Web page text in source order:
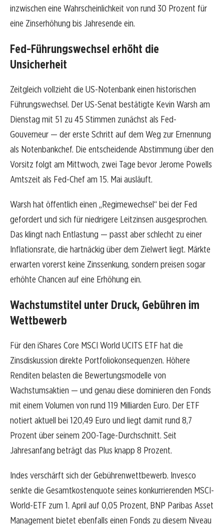
inzwischen eine Wahrscheinlichkeit von rund 30 Prozent für
eine Zinserhöhung bis Jahresende ein.
Fed-Führungswechsel erhöht die
Unsicherheit
Zeitgleich vollzieht die US-Notenbank einen historischen
Führungswechsel. Der US-Senat bestätigte Kevin Warsh am
Dienstag mit 51 zu 45 Stimmen zunächst als Fed-
Gouverneur — der erste Schritt auf dem Weg zur Ernennung
als Notenbankchef. Die entscheidende Abstimmung über den
Vorsitz folgt am Mittwoch, zwei Tage bevor Jerome Powells
Amtszeit als Fed-Chef am 15. Mai ausläuft.
Warsh hat öffentlich einen „Regimewechsel“ bei der Fed
gefordert und sich für niedrigere Leitzinsen ausgesprochen.
Das klingt nach Entlastung — passt aber schlecht zu einer
Inflationsrate, die hartnäckig über dem Zielwert liegt. Märkte
erwarten vorerst keine Zinssenkung, sondern preisen sogar
erhöhte Chancen auf eine Erhöhung ein.
Wachstumstitel unter Druck, Gebühren im
Wettbewerb
Für den iShares Core MSCI World UCITS ETF hat die
Zinsdiskussion direkte Portfoliokonsequenzen. Höhere
Renditen belasten die Bewertungsmodelle von
Wachstumsaktien — und genau diese dominieren den Fonds
mit einem Volumen von rund 119 Milliarden Euro. Der ETF
notiert aktuell bei 120,49 Euro und liegt damit rund 8,7
Prozent über seinem 200-Tage-Durchschnitt. Seit
Jahresanfang beträgt das Plus knapp 8 Prozent.
Indes verschärft sich der Gebührenwettbewerb. Invesco
senkte die Gesamtkostenquote seines konkurrierenden MSCI-
World-ETF zum 1. April auf 0,05 Prozent, BNP Paribas Asset
Management bietet ebenfalls einen Fonds zu diesem Niveau